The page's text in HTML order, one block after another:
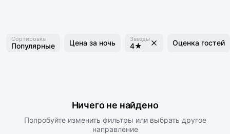
Сортировка
Популярные Цена за ночь Звёзды
4★ Оценка гостей
Ничего не найдено
Попробуйте изменить фильтры или выбрать другое
направление